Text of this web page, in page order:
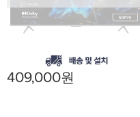
409,000원